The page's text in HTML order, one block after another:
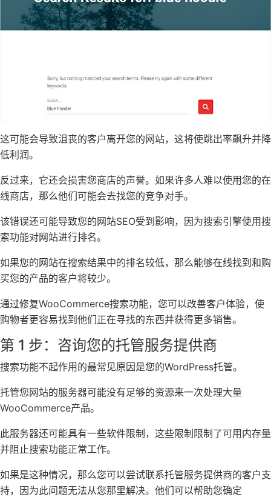
这可能会导致沮丧的客户离开您的网站，这将使跳出率飙升并降
低利润。
反过来，它还会损害您商店的声誉。如果许多人难以使用您的在
线商店，那么他们可能会去找您的竞争对手。
该错误还可能导致您的网站SEO受到影响，因为搜索引擎使用搜
索功能对网站进行排名。
如果您的网站在搜索结果中的排名较低，那么能够在线找到和购
买您的产品的客户将较少。
通过修复WooCommerce搜索功能，您可以改善客户体验，使
购物者更容易找到他们正在寻找的东西并获得更多销售。
第 1 步：咨询您的托管服务提供商
搜索功能不起作用的最常见原因是您的WordPress托管。
托管您网站的服务器可能没有足够的资源来一次处理大量
WooCommerce产品。
此服务器还可能具有一些软件限制，这些限制限制了可用内存量
并阻止搜索功能正常工作。
如果是这种情况，那么您可以尝试联系托管服务提供商的客户支
持，因为此问题无法从您那里解决。他们可以帮助您确定